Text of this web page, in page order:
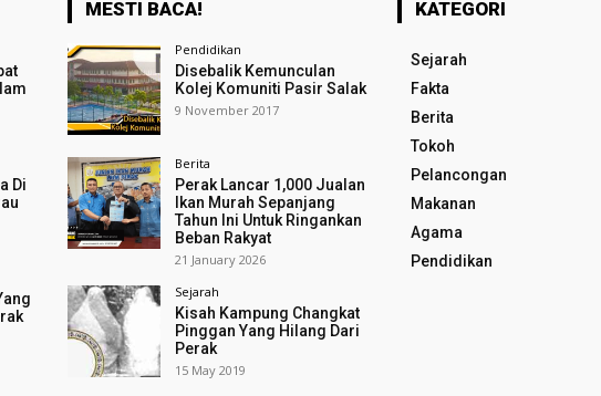
Di
MESTI BACA!
Pendidikan
Disebalik Kemunculan
Kolej Komuniti Pasir Salak
9 November 2017
Berita
Perak Lancar 1,000 Jualan
Ikan Murah Sepanjang
Tahun Ini Untuk Ringankan
Beban Rakyat
21 January 2026
Sejarah
Kisah Kampung Changkat
Pinggan Yang Hilang Dari
Perak
15 May 2019
KATEGORI
Sejarah
Fakta
Berita
Tokoh
Pelancongan
Makanan
Agama
Pendidikan